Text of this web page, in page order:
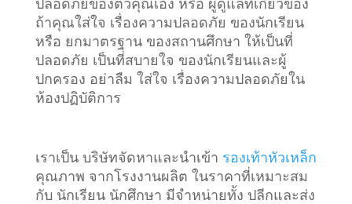
ปลอดภัยของตัวคุณเอง หรือ ผู้ดูแลที่เกี่ยวข้อง
ถ้าคุณใส่ใจ เรื่องความปลอดภัย ของนักเรียน
หรือ ยกมาตรฐาน ของสถานศึกษา ให้เป็นที่
ปลอดภัย เป็นที่สบายใจ ของนักเรียนและผู้
ปกครอง อย่าลืม ใส่ใจ เรื่องความปลอดภัยใน
ห้องปฏิบัติการ
เราเป็น บริษัทจัดหาและนำเข้า รองเท้าหัวเหล็ก
คุณภาพ จากโรงงานผลิต ในราคาที่เหมาะสม
กับ นักเรียน นักศึกษา มีจำหน่ายทั้ง ปลีกและส่ง